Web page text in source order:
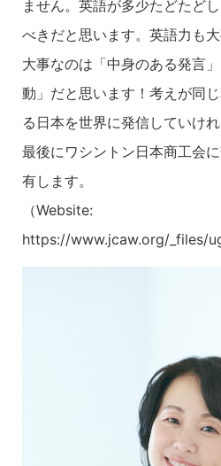
ません。英語が多少たどたど
べきだと思います。英語力も
大事なのは「中身のある発言
動」だと思います！考えが同
る日本を世界に発信していけれ
最後にワシントン日本商工会
有します。
（Website:
https://www.jcaw.org/_files/